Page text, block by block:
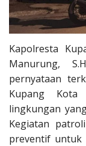
Kapolresta
Manurung,
pernyataan
Kupang Kota
lingkungan
Kegiatan
preventif untuk